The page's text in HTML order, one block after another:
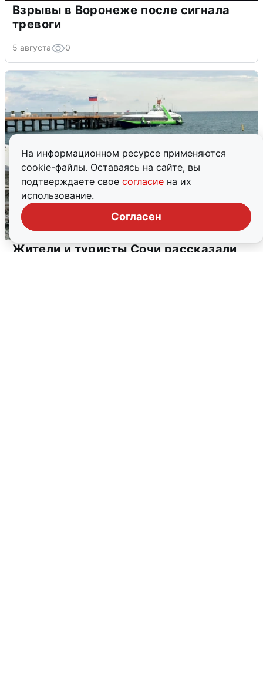
На информационном ресурсе применяются
cookie-файлы. Оставаясь на сайте, вы
подтверждаете свое согласие на их
использование.
Согласен
Взрывы в Воронеже после сигнала
тревоги
5 августа 0
Жители и туристы Сочи рассказали